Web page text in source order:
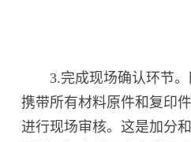
3.完成现场确认环节。
携带所有材料原件和复印
进行现场审核。这是加分